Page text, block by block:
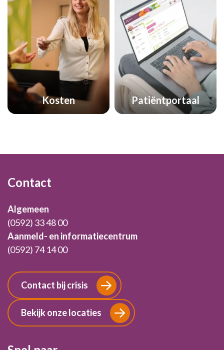
Kosten Patiëntportaal
Contact
Algemeen
(0592) 33 48 00
Aanmeld- en informatiecentrum
(0592) 74 14 00
Contact bij crisis
Bekijk onze locaties